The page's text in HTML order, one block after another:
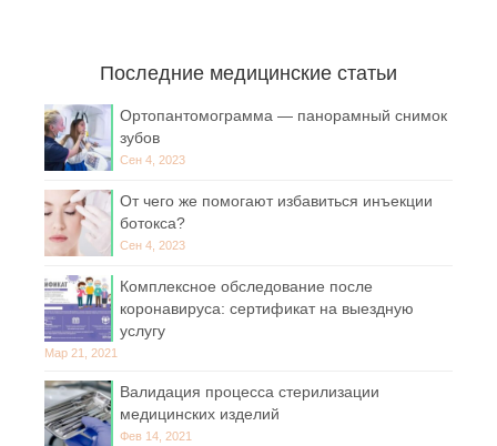
Последние медицинские статьи
Ортопантомограмма — панорамный снимок
зубов
Сен 4, 2023
От чего же помогают избавиться инъекции
ботокса?
Сен 4, 2023
Комплексное обследование после
коронавируса: сертификат на выездную
услугу
Мар 21, 2021
Валидация процесса стерилизации
медицинских изделий
Фев 14, 2021